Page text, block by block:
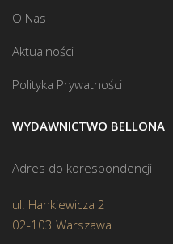
O Nas
Aktualności
Polityka Prywatności
WYDAWNICTWO BELLONA
Adres do korespondencji
ul. Hankiewicza 2
02-103 Warszawa